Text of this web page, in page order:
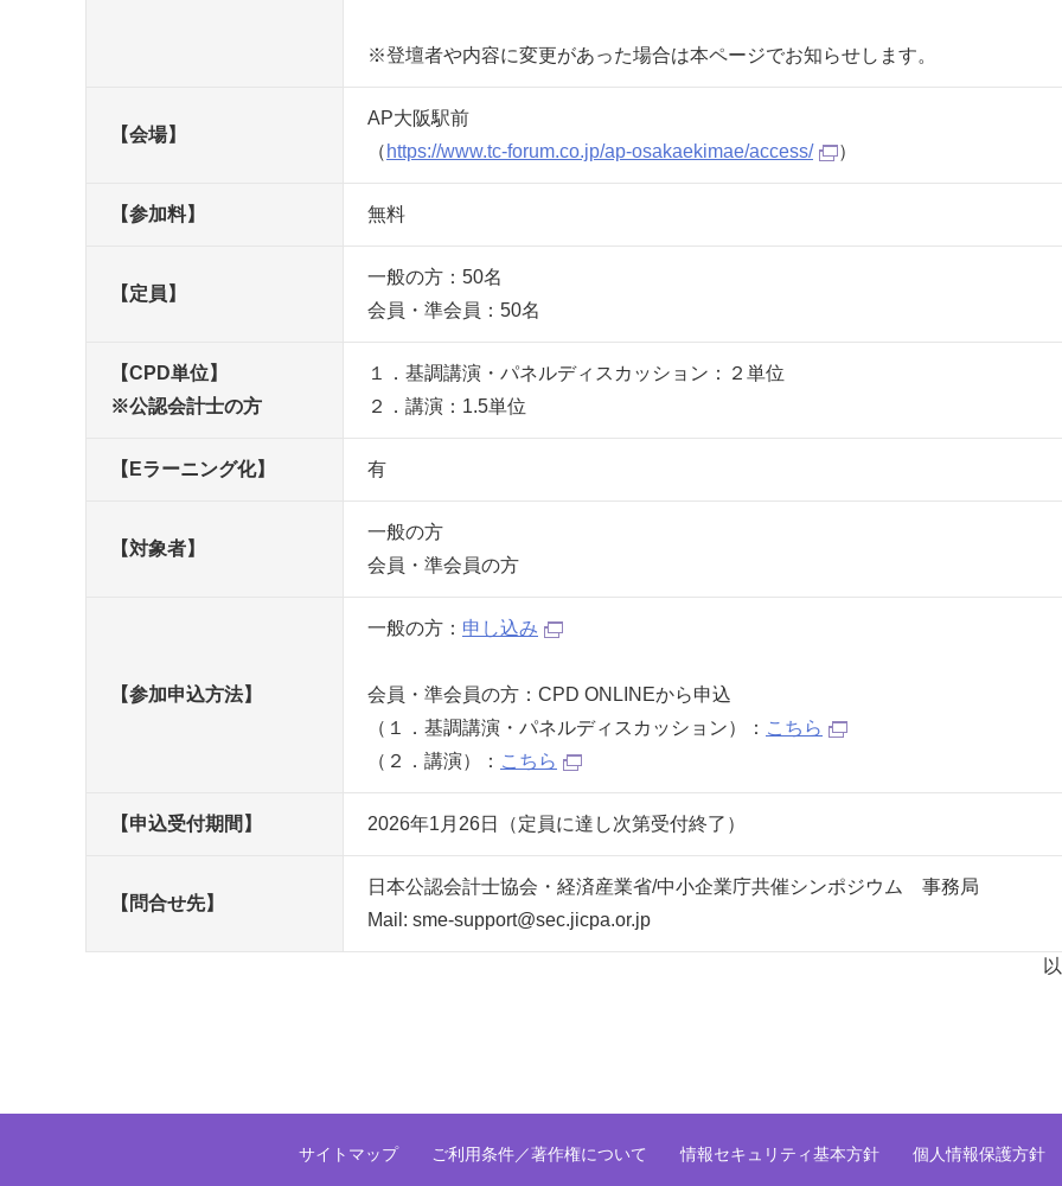
※登壇者や内容に変更があった場合は本ページでお知らせします。
【会場】
AP大阪駅前
（ https://www.tc-forum.co.jp/ap-osakaekimae/access/ ）
【参加料】 無料
【定員】
一般の方：50名
会員・準会員：50名
【CPD単位】
※公認会計士の方
１．基調講演・パネルディスカッション：２単位
２．講演：1.5単位
【Eラーニング化】 有
【対象者】
一般の方
会員・準会員の方
【参加申込方法】
一般の方： 申し込み
会員・準会員の方：CPD ONLINEから申込
（１．基調講演・パネルディスカッション）： こちら
（２．講演）： こちら
【申込受付期間】 2026年1月26日（定員に達し次第受付終了）
【問合せ先】
日本公認会計士協会・経済産業省/中小企業庁共催シンポジウム 事務局
Mail: sme-support@sec.jicpa.or.jp
サイトマップ ご利用条件／著作権について 情報セキュリティ基本方針 個人情報保護方針